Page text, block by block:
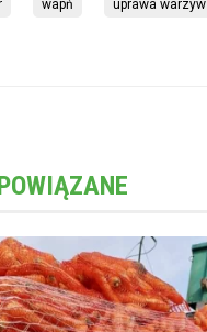
wapń uprawa warzyw